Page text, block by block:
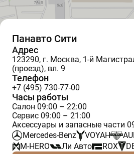
Панавто Сити
Адрес
123290, г. Москва, 1-й
(проезд), вл. 9
Телефон
+7 (495) 730-77-00
Часы работы
Салон 09:00 – 22:00
Сервис 09:00 – 21:00
Аксессуары и запасные части
Mercedes-Benz
VOYAH
M-HERO
Ли Авто ROX